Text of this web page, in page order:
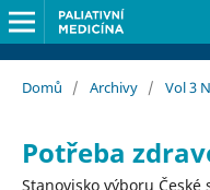
Domů / Archivy / Vol 3
Potřeba
Stanovisko výboru